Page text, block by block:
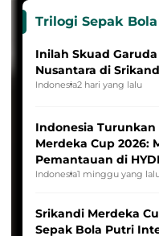
Trilogi Sepak
Inilah Skuad
Nusantara di
Indonesia2 hari yang lalu
Indonesia
Merdeka Cup 2026:
Pemantauan di
League
Indonesia1 minggu yang
Srikandi Merdeka
Sepak Bola Putri